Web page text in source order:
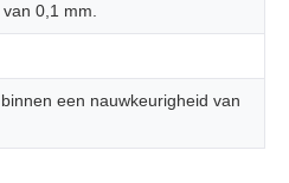
0,1 mm.
een nauwkeurigheid van